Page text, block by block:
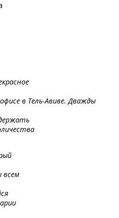
в Тель-Авиве. Дважды
всем